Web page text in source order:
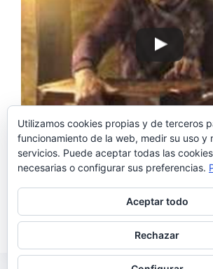
¡Feliz Navidad a todos los lectores de No
fado!. Este año os proponemos una banda
ideal para acompañar el 25 de diciembre,
de diez famosos temas navideños
el gran David Fonseca. El artista tiene…
Noemí Sánchez
25/12/2016
Utilizamos cookies propias y de terceros
funcionamiento de la web, medir su uso y
servicios. Puede aceptar todas las
necesarias o configurar sus preferencias.
Aceptar todo
Rechazar